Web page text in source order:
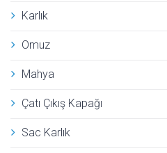
Karlık
Omuz
Mahya
Çatı Çıkış Kapağı
Sac Karlık